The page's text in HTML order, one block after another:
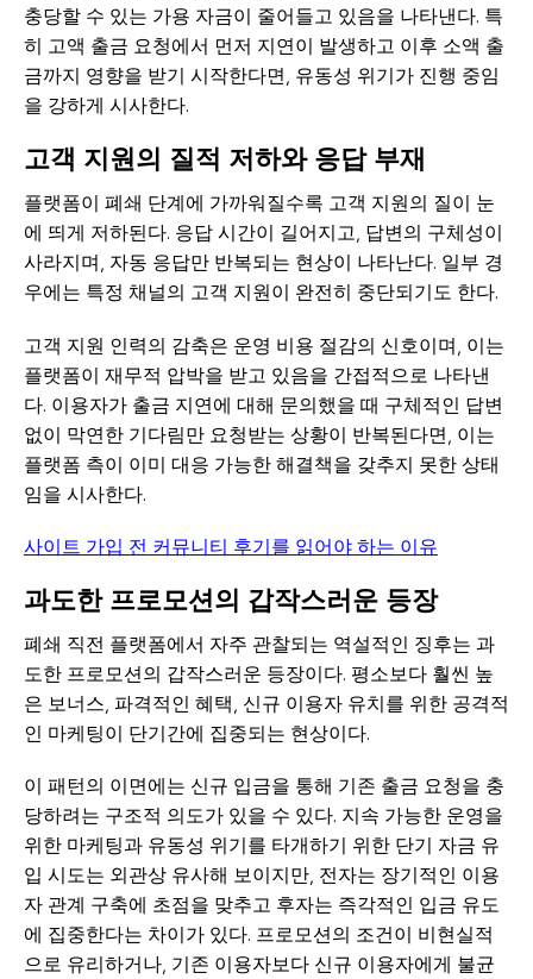
충당할 수 있는 가용 자금이 줄어들고 있음을 나타낸다. 특
히 고액 출금 요청에서 먼저 지연이 발생하고 이후 소액 출
금까지 영향을 받기 시작한다면, 유동성 위기가 진행 중임
을 강하게 시사한다.
고객 지원의 질적 저하와 응답 부재
플랫폼이 폐쇄 단계에 가까워질수록 고객 지원의 질이 눈
에 띄게 저하된다. 응답 시간이 길어지고, 답변의 구체성이
사라지며, 자동 응답만 반복되는 현상이 나타난다. 일부 경
우에는 특정 채널의 고객 지원이 완전히 중단되기도 한다.
고객 지원 인력의 감축은 운영 비용 절감의 신호이며, 이는
플랫폼이 재무적 압박을 받고 있음을 간접적으로 나타낸
다. 이용자가 출금 지연에 대해 문의했을 때 구체적인 답변
없이 막연한 기다림만 요청받는 상황이 반복된다면, 이는
플랫폼 측이 이미 대응 가능한 해결책을 갖추지 못한 상태
임을 시사한다.
사이트 가입 전 커뮤니티 후기를 읽어야 하는 이유
과도한 프로모션의 갑작스러운 등장
폐쇄 직전 플랫폼에서 자주 관찰되는 역설적인 징후는 과
도한 프로모션의 갑작스러운 등장이다. 평소보다 훨씬 높
은 보너스, 파격적인 혜택, 신규 이용자 유치를 위한 공격적
인 마케팅이 단기간에 집중되는 현상이다.
이 패턴의 이면에는 신규 입금을 통해 기존 출금 요청을 충
당하려는 구조적 의도가 있을 수 있다. 지속 가능한 운영을
위한 마케팅과 유동성 위기를 타개하기 위한 단기 자금 유
입 시도는 외관상 유사해 보이지만, 전자는 장기적인 이용
자 관계 구축에 초점을 맞추고 후자는 즉각적인 입금 유도
에 집중한다는 차이가 있다. 프로모션의 조건이 비현실적
으로 유리하거나, 기존 이용자보다 신규 이용자에게 불균